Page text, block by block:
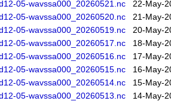
05-wavssa000_20260521.nc
22-May-
05-wavssa000_20260520.nc
21-May-
05-wavssa000_20260519.nc
20-May-
05-wavssa000_20260517.nc
18-May-
05-wavssa000_20260516.nc
17-May-
05-wavssa000_20260515.nc
16-May-
05-wavssa000_20260514.nc
15-May-
05-wavssa000_20260513.nc
14-May-